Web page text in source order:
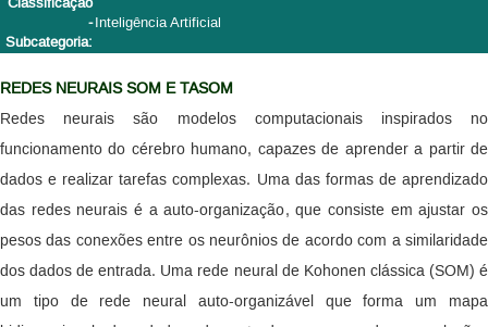
-
Subcategoria:
Inteligência Artificial
REDES NEURAIS SOM E TASOM
Redes neurais são modelos computacionais inspirados no
funcionamento do cérebro humano, capazes de aprender a partir de
dados e realizar tarefas complexas. Uma das formas de aprendizado
das redes neurais é a auto-organização, que consiste em ajustar os
pesos das conexões entre os neurônios de acordo com a similaridade
dos dados de entrada. Uma rede neural de Kohonen clássica (SOM) é
um tipo de rede neural auto-organizável que forma um mapa